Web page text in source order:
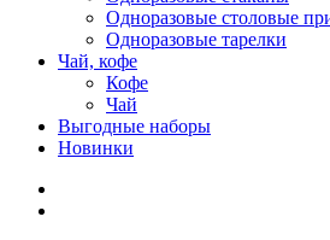
Одноразовые столовые
Одноразовые тарелки
Чай, кофе
Кофе
Чай
Выгодные наборы
Новинки